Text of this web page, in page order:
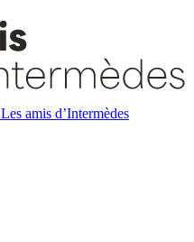
Les amis d’Intermèdes